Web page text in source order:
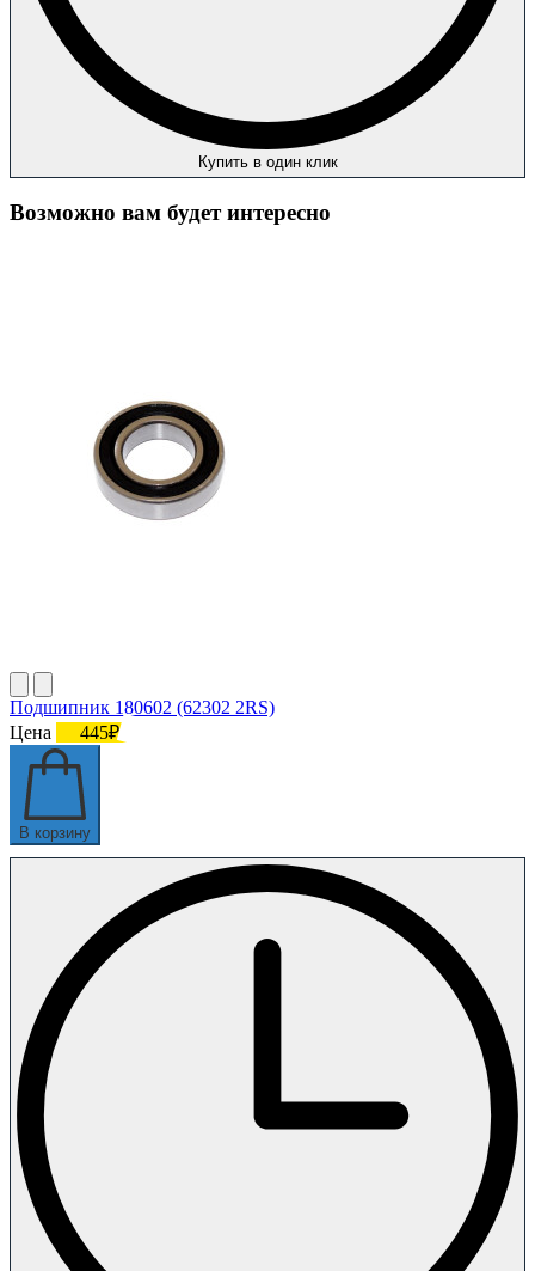
Купить в один клик
Возможно вам будет интересно
Подшипник 180602 (62302 2RS)
Цена
445₽
В корзину